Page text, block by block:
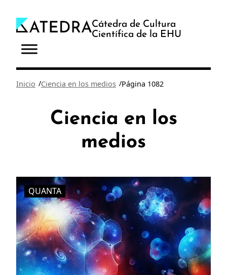
contenido
Cátedra de Cultura
Científica de la EHU
Inicio /Ciencia en los medios /Página 1082
Ciencia en los
medios
QUANTA